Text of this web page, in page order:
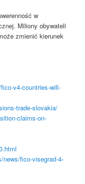
w
Miliony obywateli
zmienić kierunek
v4-countries-will-
trade-slovakia/
claims-on-
fico-visegrad-4-